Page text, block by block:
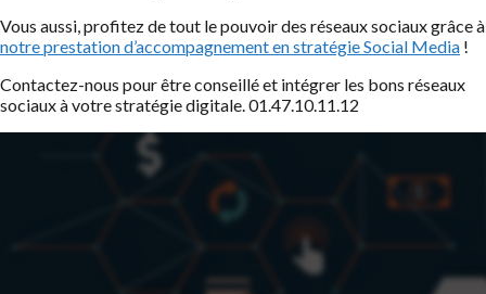
Vous aussi, profitez de tout le pouvoir des réseaux sociaux grâce à
notre prestation d’accompagnement en stratégie Social Media !
Contactez-nous pour être conseillé et intégrer les bons réseaux
sociaux à votre stratégie digitale.01.47.10.11.12